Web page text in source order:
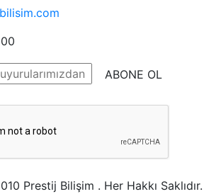
Prestij Bilişim . Her Hakkı Saklıdır.